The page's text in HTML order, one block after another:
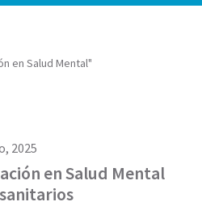
en Salud Mental"
2025
en Salud Mental